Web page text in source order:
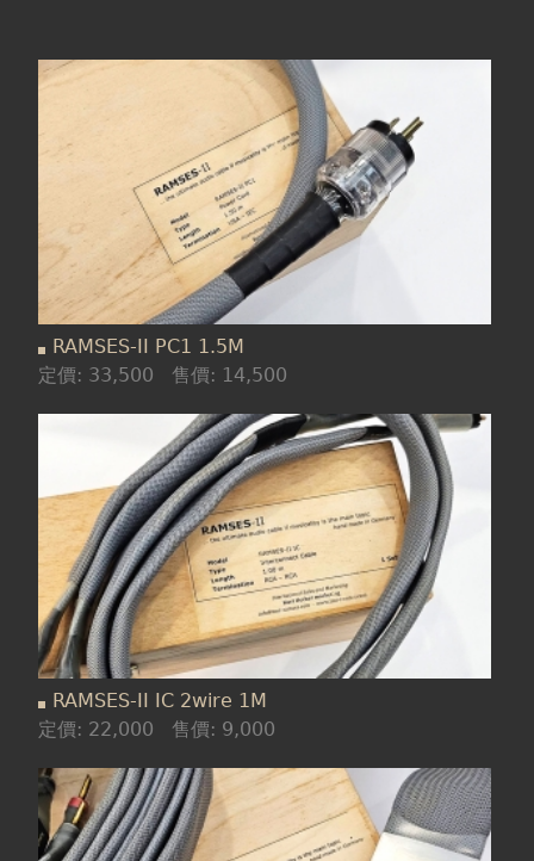
RAMSES-II PC1 1.5M
定價: 33,500 售價: 14,500
RAMSES-II IC 2wire 1M
定價: 22,000 售價: 9,000
面